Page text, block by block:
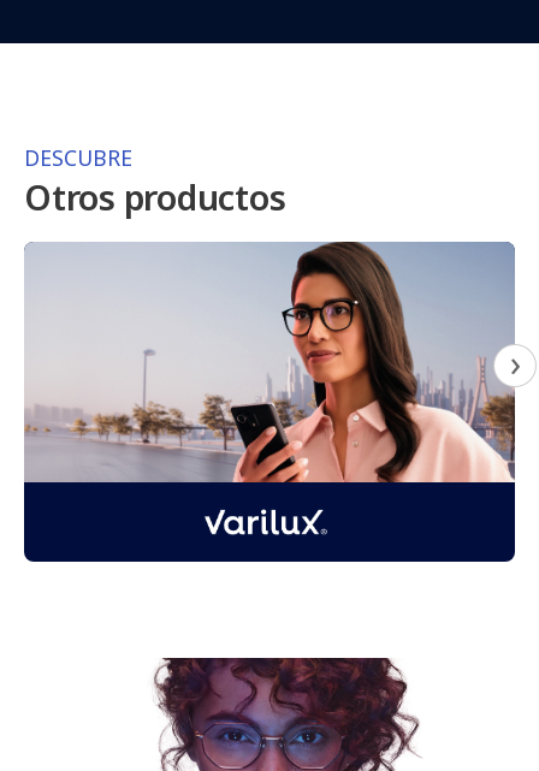
DESCUBRE
Otros productos